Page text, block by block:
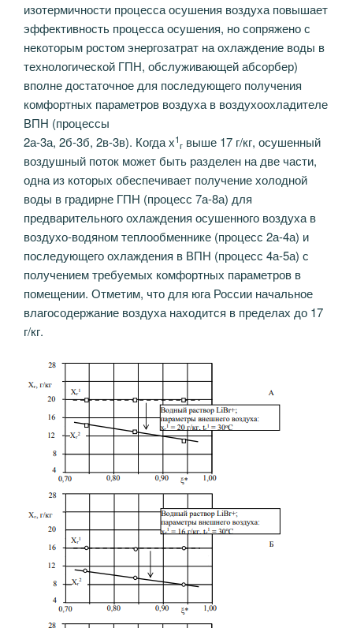
изотермичности процесса осушения воздуха повышает
эффективность процесса осушения, но сопряжено с
некоторым ростом энергозатрат на охлаждение воды в
технологической ГПН, обслуживающей абсорбер)
вполне достаточное для последующего получения
комфортных параметров воздуха в воздухоохладителе
ВПН (процессы
2а-3а, 2б-3б, 2в-3в). Когда х1
г выше 17 г/кг, осушенный
воздушный поток может быть разделен на две части,
одна из которых обеспечивает получение холодной
воды в градирне ГПН (процесс 7а-8а) для
предварительного охлаждения осушенного воздуха в
воздухо-водяном теплообменнике (процесс 2а-4а) и
последующего охлаждения в ВПН (процесс 4а-5а) с
получением требуемых комфортных параметров в
помещении. Отметим, что для юга России начальное
влагосодержание воздуха находится в пределах до 17
г/кг.